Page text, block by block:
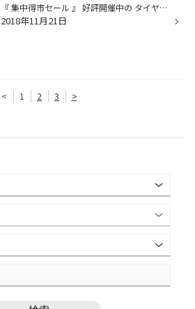
『 集中得市セール 』 好評開催中の タイヤ館 西脇 です！！ 本日も沢山のご来店ありがとうございます。 本日の作業紹介は ホンダ アクティ にアルミホイールの取り付けです。 装着するホイールはブリヂストンの 『 バルミナ V5 』です。 『 バルミナ V5 』の12インチ・13インチサイズは アルミホイ...
2018年11月21日
< 1 2 3 >